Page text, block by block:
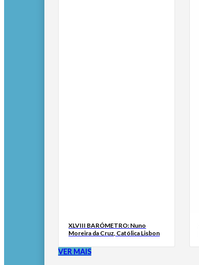
XLVIII BARÓMETRO: Nuno
Moreira da Cruz, Católica Lisbon
VER MAIS